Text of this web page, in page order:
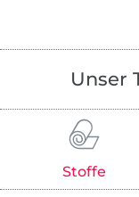
Unser
Stoffe